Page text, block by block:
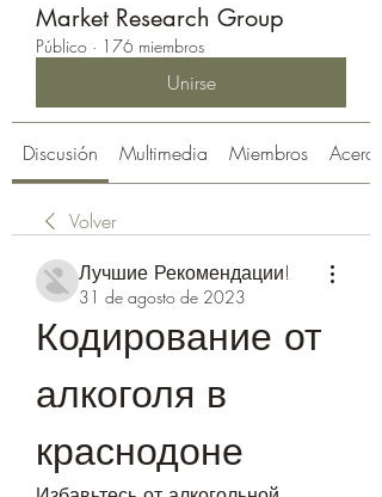
Market Research Group
Público · 176 miembros
Unirse
Discusión Multimedia Miembros Acerca
Volver
Лучшие Рекомендации!
31 de agosto de 2023
Кодирование от
алкоголя в
краснодоне